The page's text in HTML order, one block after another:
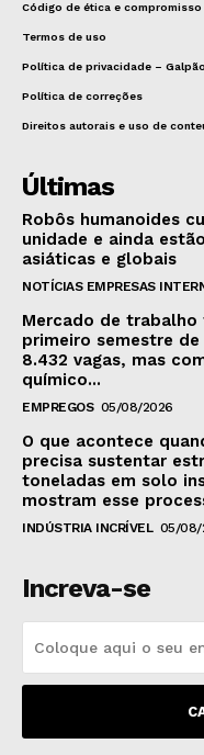
Código de ética e
Termos de uso
Política de privacidade –
Política de correções
Direitos autorais e uso de
Últimas
Robôs humanoides
unidade e ainda
asiáticas e globais
NOTÍCIAS EMPRESAS
Mercado de trabalho
primeiro semestre
8.432 vagas, mas
químico...
EMPREGOS 05/08/2026
O que acontece
precisa sustentar
toneladas em solo
mostram esse
INDÚSTRIA INCRÍVEL 05/08/
Increva-se